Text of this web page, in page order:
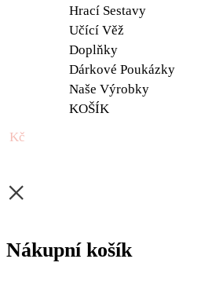
Hrací Sestavy
Učící Věž
Doplňky
Dárkové Poukázky
Naše Výrobky
KOŠÍK
0 Kč
×
Nákupní košík